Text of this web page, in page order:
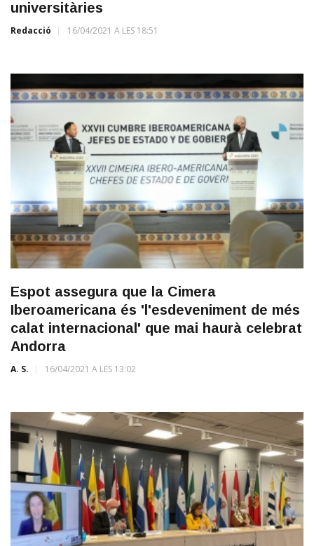
universitàries
Redacció 16/04/2021 A LES 18:51
Espot assegura que la Cimera
Iberoamericana és 'l'esdeveniment de més
calat internacional' que mai haurà celebrat
Andorra
A. S. 16/04/2021 A LES 13:02